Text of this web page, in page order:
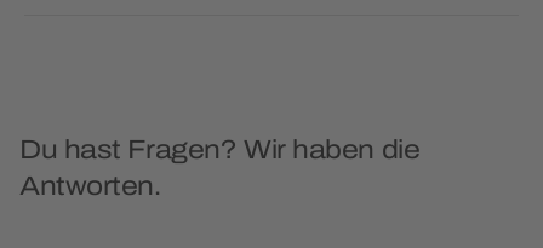
Du hast Fragen? Wir haben die
Antworten.